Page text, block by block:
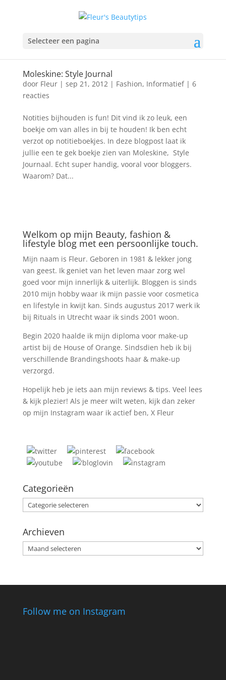
Selecteer een pagina
Moleskine: Style Journal
door Fleur| sep 21, 2012| Fashion, Informatief| 6
reacties
Notities bijhouden is fun! Dit vind ik zo leuk, een
boekje om van alles in bij te houden! Ik ben echt
verzot op notitieboekjes. In deze blogpost laat ik
jullie een te gek boekje zien van Moleskine, Style
Journaal. Echt super handig, vooral voor bloggers.
Waarom? Dat...
Welkom op mijn Beauty, fashion &
lifestyle blog met een persoonlijke touch.
Mijn naam is Fleur. Geboren in 1981 & lekker jong
van geest. Ik geniet van het leven maar zorg wel
goed voor mijn innerlijk & uiterlijk. Bloggen is sinds
2010 mijn hobby waar ik mijn passie voor cosmetica
en lifestyle in kwijt kan. Sinds augustus 2017 werk ik
bij Rituals in Utrecht waar ik sinds 2001 woon.
Begin 2020 haalde ik mijn diploma voor make-up
artist bij de House of Orange. Sindsdien heb ik bij
verschillende Brandingshoots haar & make-up
verzorgd.
Hopelijk heb je iets aan mijn reviews & tips. Veel lees
& kijk plezier! Als je meer wilt weten, kijk dan zeker
op mijn Instagram waar ik actief ben, X Fleur
Categorieën
Categorieën
Archieven
Archieven
Follow me on Instagram